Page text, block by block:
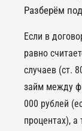
Разберём
Если в
равно
случаев (ст.
займ между
000 рублей
процентах),